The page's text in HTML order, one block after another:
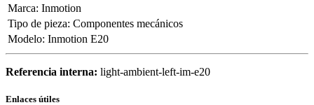
Marca: Inmotion
Tipo de pieza: Componentes mecánicos
Modelo: Inmotion E20
Referencia interna: light-ambient-left-im-e20
Enlaces útiles